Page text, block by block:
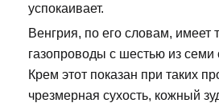
успокаивает.
Венгрия, по его словам, имеет
газопроводы с шестью из семи
Крем этот показан при таких
чрезмерная сухость, кожный